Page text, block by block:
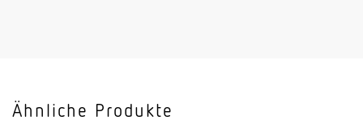
Ähnliche Produkte